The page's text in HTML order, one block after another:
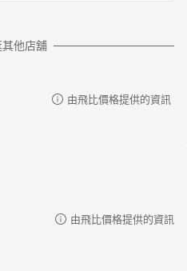
他店舖
由飛比價格提供的資訊
由飛比價格提供的資訊